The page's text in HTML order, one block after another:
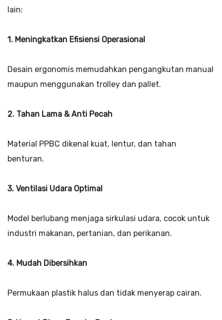
lain:
1. Meningkatkan Efisiensi Operasional
Desain ergonomis memudahkan pengangkutan manual
maupun menggunakan trolley dan pallet.
2. Tahan Lama & Anti Pecah
Material PPBC dikenal kuat, lentur, dan tahan
benturan.
3. Ventilasi Udara Optimal
Model berlubang menjaga sirkulasi udara, cocok untuk
industri makanan, pertanian, dan perikanan.
4. Mudah Dibersihkan
Permukaan plastik halus dan tidak menyerap cairan.